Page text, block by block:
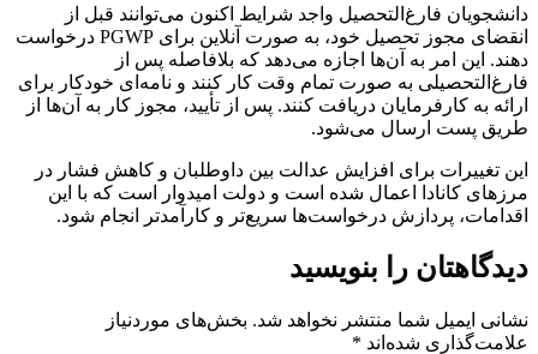
دانشجویان فارغ‌التحصیل واجد شرایط اکنون می‌توانند قبل از
انقضای مجوز تحصیل خود، به صورت آنلاین برای PGWP درخواست
دهند. این امر به آن‌ها اجازه می‌دهد که بلافاصله پس از
فارغ‌التحصیلی به صورت تمام وقت کار کنند و نامه‌ای خودکار برای
ارائه به کارفرمایان دریافت کنند. پس از تأیید، مجوز کار به آن‌ها از
طریق پست ارسال می‌شود.
این تغییرات برای افزایش عدالت بین داوطلبان و کاهش فشار در
مرزهای کانادا اعمال شده است و دولت امیدوار است که با این
اقدامات، پردازش درخواست‌ها سریع‌تر و کارآمدتر انجام شود.
دیدگاهتان را بنویسید
نشانی ایمیل شما منتشر نخواهد شد. بخش‌های موردنیاز
علامت‌گذاری شده‌اند *